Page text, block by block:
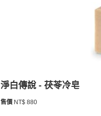
淨白傳說 - 茯苓冷皂
售價 NT$ 880